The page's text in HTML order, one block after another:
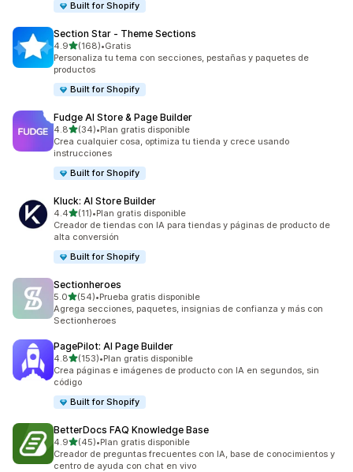
Built for Shopify
Section Star ‑ Theme Sections
4.9de 5 estrellas
(168)
168 reseñas en total
•Gratis
Personaliza tu tema con secciones, pestañas y paquetes de
productos
Built for Shopify
Fudge AI Store & Page Builder
4.8de 5 estrellas
(34)
34 reseñas en total
•Plan gratis disponible
Crea cualquier cosa, optimiza tu tienda y crece usando
instrucciones
Built for Shopify
Kluck: AI Store Builder
4.4de 5 estrellas
(11)
11 reseñas en total
•Plan gratis disponible
Creador de tiendas con IA para tiendas y páginas de producto de
alta conversión
Built for Shopify
Sectionheroes
5.0de 5 estrellas
(54)
54 reseñas en total
•Prueba gratis disponible
Agrega secciones, paquetes, insignias de confianza y más con
Sectionheroes
PagePilot: AI Page Builder
4.8de 5 estrellas
(153)
153 reseñas en total
•Plan gratis disponible
Crea páginas e imágenes de producto con IA en segundos, sin
código
Built for Shopify
BetterDocs FAQ Knowledge Base
4.9de 5 estrellas
(45)
45 reseñas en total
•Plan gratis disponible
Creador de preguntas frecuentes con IA, base de conocimientos y
centro de ayuda con chat en vivo